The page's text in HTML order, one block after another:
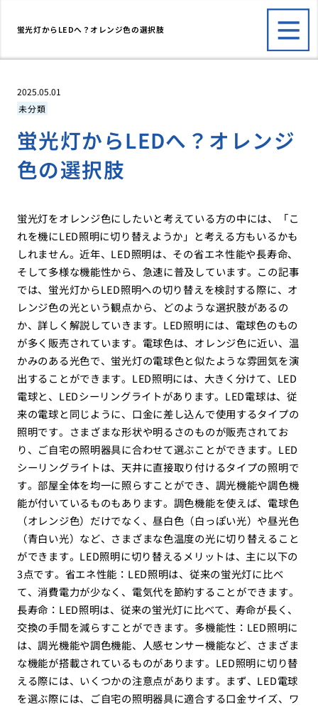
蛍光灯からLEDへ？オレンジ色の選択肢
2025.05.01
未分類
蛍光灯からLEDへ？オレンジ
色の選択肢
蛍光灯をオレンジ色にしたいと考えている方の中には、「こ
れを機にLED照明に切り替えようか」と考える方もいるかも
しれません。近年、LED照明は、その省エネ性能や長寿命、
そして多様な機能性から、急速に普及しています。この記事
では、蛍光灯からLED照明への切り替えを検討する際に、オ
レンジ色の光という観点から、どのような選択肢があるの
か、詳しく解説していきます。LED照明には、電球色のもの
が多く販売されています。電球色は、オレンジ色に近い、温
かみのある光色で、蛍光灯の電球色と似たような雰囲気を演
出することができます。LED照明には、大きく分けて、LED
電球と、LEDシーリングライトがあります。LED電球は、従
来の電球と同じように、口金に差し込んで使用するタイプの
照明です。さまざまな形状や明るさのものが販売されてお
り、ご自宅の照明器具に合わせて選ぶことができます。LED
シーリングライトは、天井に直接取り付けるタイプの照明で
す。部屋全体を均一に照らすことができ、調光機能や調色機
能が付いているものもあります。調色機能を使えば、電球色
（オレンジ色）だけでなく、昼白色（白っぽい光）や昼光色
（青白い光）など、さまざまな色温度の光に切り替えること
ができます。LED照明に切り替えるメリットは、主に以下の
3点です。省エネ性能：LED照明は、従来の蛍光灯に比べ
て、消費電力が少なく、電気代を節約することができます。
長寿命：LED照明は、従来の蛍光灯に比べて、寿命が長く、
交換の手間を減らすことができます。多機能性：LED照明に
は、調光機能や調色機能、人感センサー機能など、さまざま
な機能が搭載されているものがあります。LED照明に切り替
える際には、いくつかの注意点があります。まず、LED電球
を選ぶ際には、ご自宅の照明器具に適合する口金サイズ、ワ